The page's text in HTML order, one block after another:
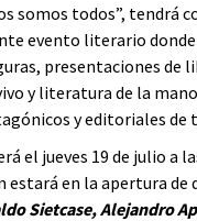
somos todos”, tendrá
evento literario donde
presentaciones de
y literatura de la
y editoriales de
el jueves 19 de julio a
estará en la apertura de
Sietcase, Alejandro